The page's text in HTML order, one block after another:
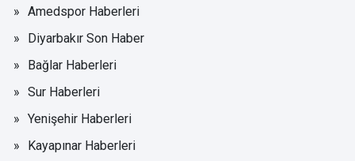
Amedspor Haberleri
Diyarbakır Son Haber
Bağlar Haberleri
Sur Haberleri
Yenişehir Haberleri
Kayapınar Haberleri